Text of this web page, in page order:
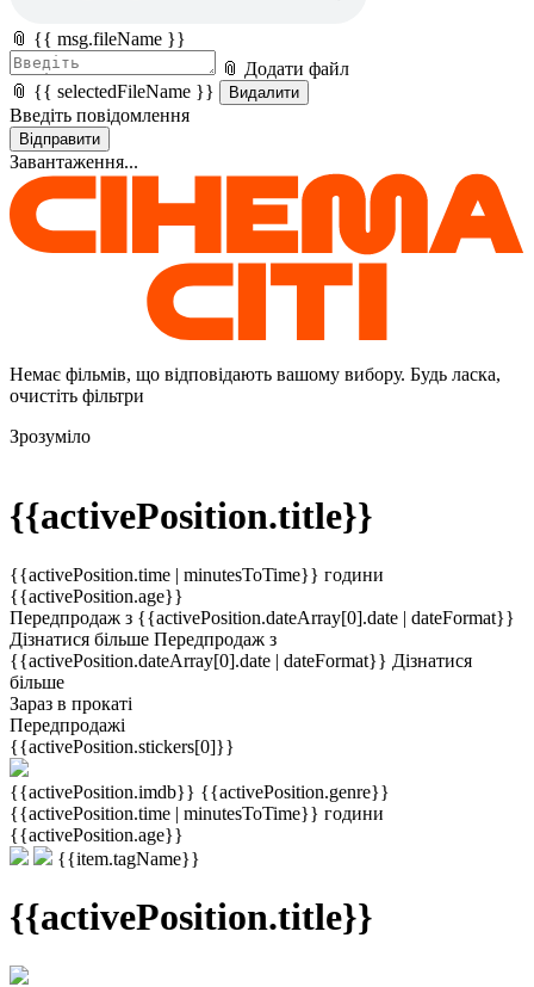
📎 {{ msg.fileName }}
📎 Додати файл
📎 {{ selectedFileName }}
Видалити
Введіть повідомлення
Відправити
Завантаження...
Немає фільмів, що відповідають вашому вибору. Будь ласка,
очистіть фільтри
Зрозуміло
{{activePosition.title}}
{{activePosition.time | minutesToTime}} години
{{activePosition.age}}
Передпродаж з {{activePosition.dateArray[0].date | dateFormat}}
Дізнатися більше Передпродаж з
{{activePosition.dateArray[0].date | dateFormat}} Дізнатися
більше
Зараз в прокаті
Передпродажі
{{activePosition.stickers[0]}}
{{activePosition.imdb}} {{activePosition.genre}}
{{activePosition.time | minutesToTime}} години
{{activePosition.age}}
{{item.tagName}}
{{activePosition.title}}